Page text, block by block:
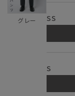
グレー SS
S